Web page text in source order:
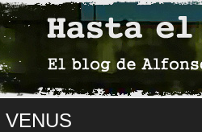
VENUS